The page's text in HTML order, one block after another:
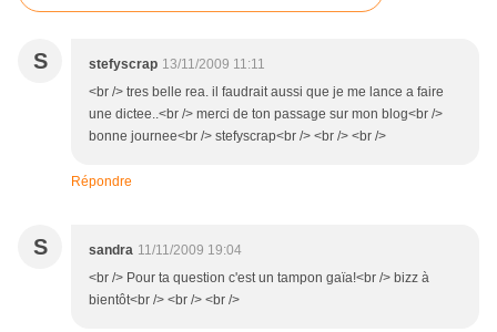
S stefyscrap 13/11/2009 11:11
<br /> tres belle rea. il faudrait aussi que je me lance a faire
une dictee..<br /> merci de ton passage sur mon blog<br />
bonne journee<br /> stefyscrap<br /> <br /> <br />
Répondre
S sandra 11/11/2009 19:04
<br /> Pour ta question c'est un tampon gaïa!<br /> bizz à
bientôt<br /> <br /> <br />